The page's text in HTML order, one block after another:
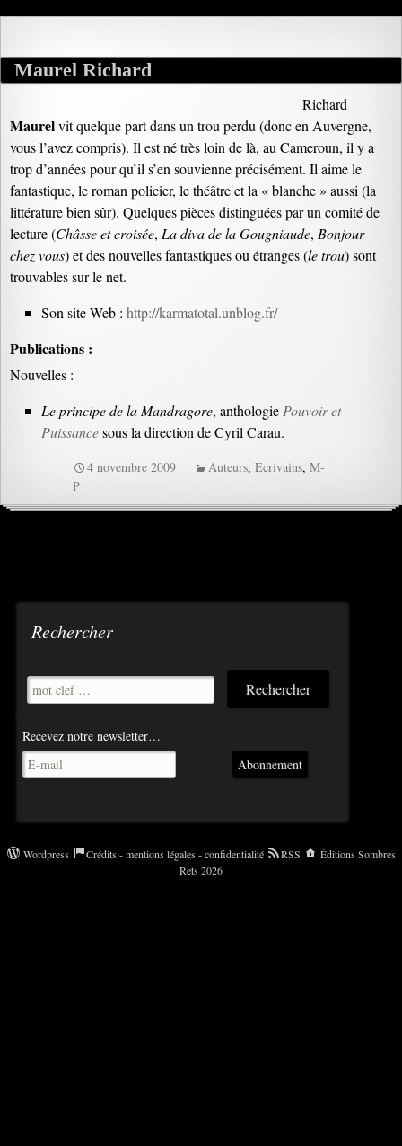
Maurel Richard
Richard
Maurelvit quelque part dans un trou perdu (donc en Auvergne,
vous l’avez compris). Il est né très loin de là, au Cameroun, il y a
trop d’années pour qu’il s’en souvienne précisément. Il aime le
fantastique, le roman policier, le théâtre et la « blanche » aussi (la
littérature bien sûr). Quelques pièces distinguées par un comité de
lecture (Châsse et croisée, La diva de la Gougniaude, Bonjour
chez vous) et des nouvelles fantastiques ou étranges (le trou) sont
trouvables sur le net.
Son site Web : http://karmatotal.unblog.fr/
Publications :
Nouvelles :
Le principe de la Mandragore, anthologie Pouvoir et
Puissancesous la direction de Cyril Carau.
4 novembre 2009 Auteurs,Ecrivains,M-
P
Rechercher
Recevez notre newsletter…
Abonnement
Wordpress Crédits - mentions légales - confidentialité RSS
Éditions Sombres
Rets 2026